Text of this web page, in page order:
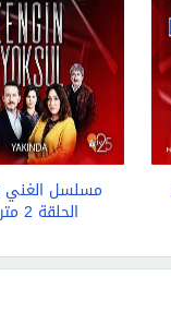
مسلسل الغني
الحلقة 2 مترجم